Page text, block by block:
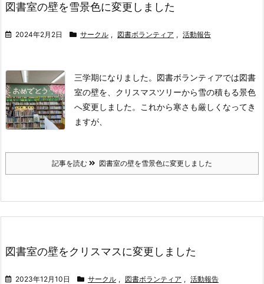
図書室の壁を雪景色に変更しました
2024年2月2日 サークル , 図書ボランティア , 活動報告
三学期になりました。 図書ボランティアでは図書
室の壁を、 クリスマスツリーから雪の積もる景色
へ変更しました。
これから寒さも厳しくなってき
ますが、
記事を読む 図書室の壁を雪景色に変更しました
図書室の壁をクリスマスに変更しました
2023年12月10日 サークル , 図書ボランティア , 活動報告